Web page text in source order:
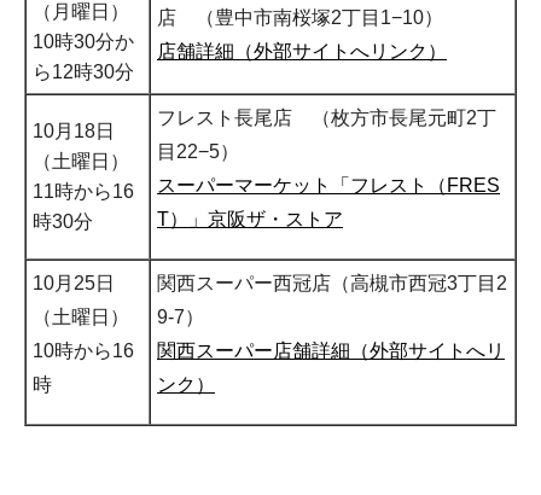
（月曜日）
10時30分か
ら12時30分
店 （豊中市南桜塚2丁目1−10）
店舗詳細（外部サイトへリンク）
10月18日
（土曜日）
11時から16
時30分
フレスト長尾店 （枚方市長尾元町2丁
目22−5）
スーパーマーケット「フレスト（FRES
T）」京阪ザ・ストア
10月25日
（土曜日）
10時から16
時
関西スーパー西冠店（高槻市西冠3丁目2
9-7）
関西スーパー店舗詳細（外部サイトへリ
ンク）